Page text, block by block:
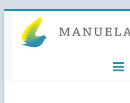
content
Manuela
Grunwald